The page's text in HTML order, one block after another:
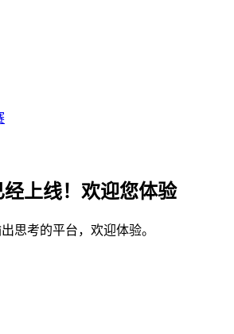
上线！欢迎您体验
考的平台，欢迎体验。